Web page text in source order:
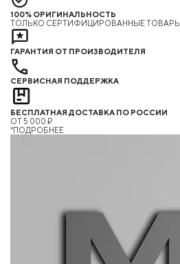
100% ОРИГИНАЛЬНОСТЬ
ТОЛЬКО СЕРТИФИЦИРОВАННЫЕ ТОВАРЫ
ГАРАНТИЯ ОТ ПРОИЗВОДИТЕЛЯ
СЕРВИСНАЯ ПОДДЕРЖКА
БЕСПЛАТНАЯ ДОСТАВКА ПО РОССИИ
ОТ 5 000 ₽
*ПОДРОБНЕЕ